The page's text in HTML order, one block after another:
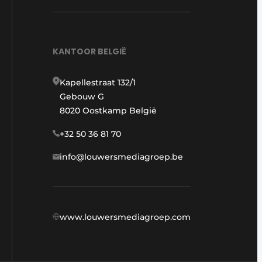
KANTOOR BELGIË
Kapellestraat 132/1
Gebouw G
8020 Oostkamp België
+32 50 36 81 70
info@louwersmediagroep.be
www.louwersmediagroep.com